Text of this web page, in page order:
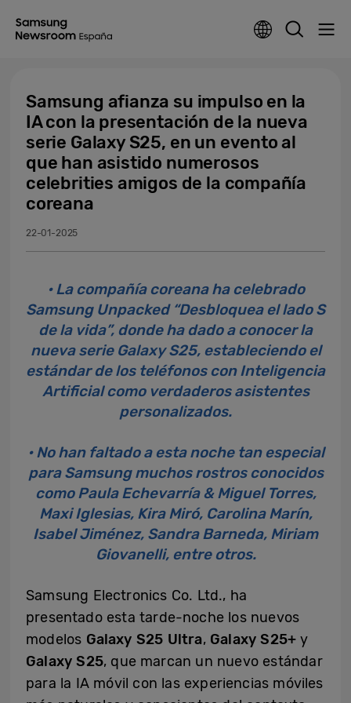
Samsung afianza su impulso en la
IA con la presentación de la nueva
serie Galaxy S25, en un evento al
que han asistido numerosos
celebrities amigos de la compañía
coreana
22-01-2025
• La compañía coreana ha celebrado
Samsung Unpacked “Desbloquea el lado S
de la vida”, donde ha dado a conocer la
nueva serie Galaxy S25, estableciendo el
estándar de los teléfonos con Inteligencia
Artificial como verdaderos asistentes
personalizados.
• No han faltado a esta noche tan especial
para Samsung muchos rostros conocidos
como Paula Echevarría & Miguel Torres,
Maxi Iglesias, Kira Miró, Carolina Marín,
Isabel Jiménez, Sandra Barneda, Miriam
Giovanelli, entre otros.
Samsung Electronics Co. Ltd., ha
presentado esta tarde-noche los nuevos
modelos Galaxy S25 Ultra, Galaxy S25+ y
Galaxy S25, que marcan un nuevo estándar
para la IA móvil con las experiencias móviles